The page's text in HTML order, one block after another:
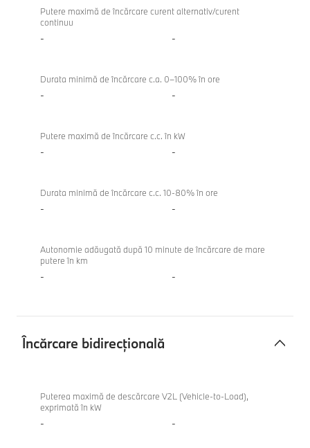
Putere maximă de încărcare curent alternativ/curent
continuu
- -
Durata minimă de încărcare c.a. 0–100% în ore
- -
Putere maximă de încărcare c.c. în kW
- -
Durata minimă de încărcare c.c. 10-80% în ore
- -
Autonomie adăugată după 10 minute de încărcare de mare
putere în km
- -
Încărcare bidirecțională
bidirecțională
Puterea maximă de descărcare V2L (Vehicle-to-Load),
exprimată în kW
- -